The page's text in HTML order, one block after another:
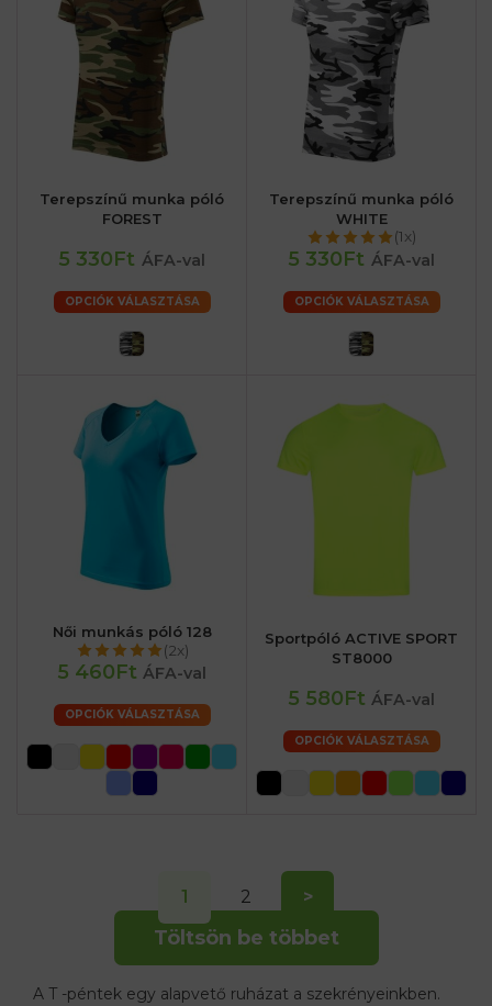
Terepszínű munka póló
FOREST
5 330Ft ÁFA-val
OPCIÓK VÁLASZTÁSA
Terepszínű munka póló
WHITE
(1x)
5 330Ft ÁFA-val
OPCIÓK VÁLASZTÁSA
Női munkás póló 128
(2x)
5 460Ft ÁFA-val
OPCIÓK VÁLASZTÁSA
Sportpóló ACTIVE SPORT
ST8000
5 580Ft ÁFA-val
OPCIÓK VÁLASZTÁSA
Töltsön be többet
1 2 >
A T -péntek egy alapvető ruházat a szekrényeinkben.